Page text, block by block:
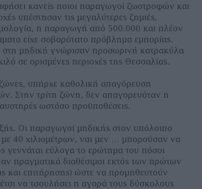
κανείς ποιοι παραγωγοί ζωοτροφών και
υπέστησαν τις μεγαλύτερες ζημιές,
η παραγωγή από 500.000 και πλέον
είχε σοβαρότατο πρόβλημα εμπορίας.
στη μηδική γνώρισαν προσωρινή κατρακύλα
σε ορισμένες περιοχές της Θεσσαλίας.
υπήρχε καθολική απαγόρευση
Στην τρίτη ζώνη, δεν απαγορευόταν η
ωστόσο προϋποθέσεις.
Οι παραγωγοί μηδικής στον υπόλοιπο
40 χιλιομέτρων, ναι μεν … μπορούσαν να
εύλογα το ερώτημα του πόσοι
πραγματικά διαθέσιμοι εκτός των πρώτων
και επιτήρησης) ώστε να προμηθευτούν
να τσουλήσει η αγορά τους δύσκολους